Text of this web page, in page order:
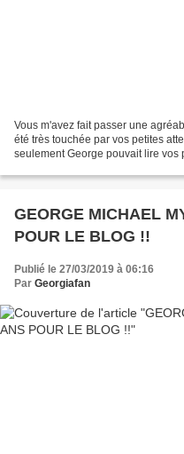
Vous m'avez fait passer une
été très touchée par vos petites
seulement George pouvait lire
GEORGE MICHAEL
POUR LE BLOG !!
Publié le 27/03/2019 à 06:16
Par Georgiafan